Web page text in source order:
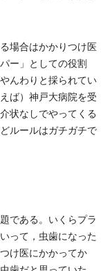
場合はかかりつけ医
ー」としての役割
んわりと採られてい
ば）神戸大病院を受
状なしでやってくる
ルールはガチガチで
である。いくらプラ
って，虫歯になった
け医にかかってか